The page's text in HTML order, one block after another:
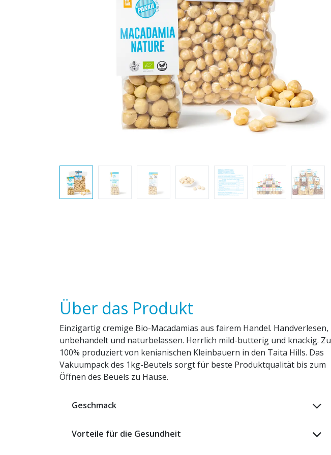
Über das Produkt
Einzigartig cremige Bio-Macadamias aus fairem Handel. Handverlesen,
unbehandelt und naturbelassen. Herrlich mild-butterig und knackig. Zu
100% produziert von kenianischen Kleinbauern in den Taita Hills. Das
Vakuumpack des 1kg-Beutels sorgt für beste Produktqualität bis zum
Öffnen des Beuels zu Hause.
Geschmack
Vorteile für die Gesundheit